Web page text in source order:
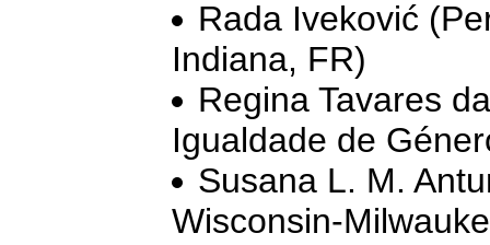
Rada Iveković
Indiana, FR)
Regina Tavares
Igualdade de
Susana L. M.
Wisconsin-